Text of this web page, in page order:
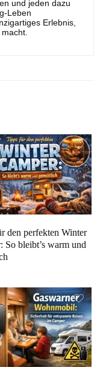
und jeden dazu
Leben
Erlebnis,
den perfekten Winter
So bleibt’s warm und